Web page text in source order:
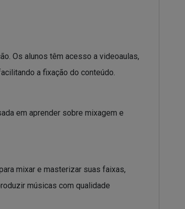
Os alunos têm acesso a videoaulas,
a fixação do conteúdo.
em aprender sobre mixagem e
mixar e masterizar suas faixas,
músicas com qualidade